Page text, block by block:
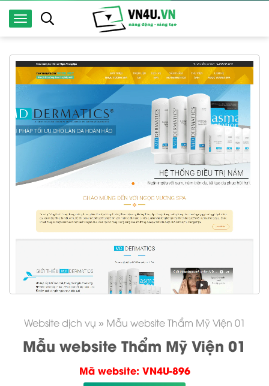
Website dịch vụ » Mẫu website Thẩm Mỹ Viện 01
Mẫu website Thẩm Mỹ Viện 01
Mã website: VN4U-896